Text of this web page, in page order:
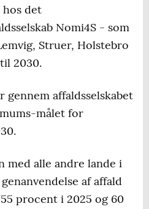
hos det
Nomi4S - som
Struer, Holstebro
2030.
gennem affaldsselskabet
målet for
med alle andre lande i
af affald
procent i 2025 og 60